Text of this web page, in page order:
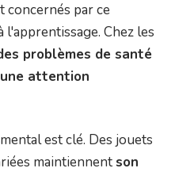
concernés par ce
Chez les
problèmes de santé
attention
est clé. Des jouets
maintiennentson